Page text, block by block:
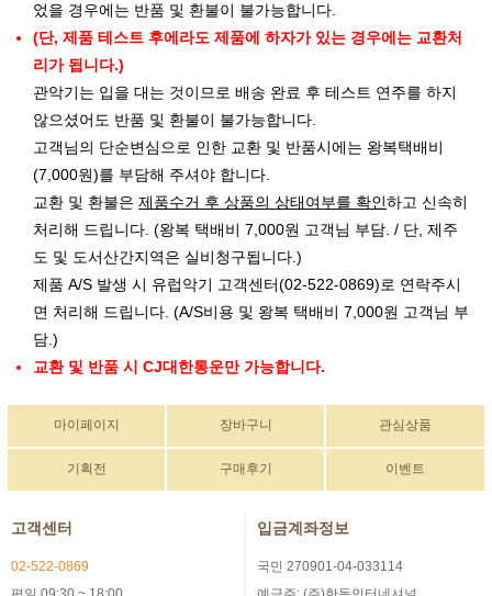
었을 경우에는 반품 및 환불이 불가능합니다.
(단, 제품 테스트 후에라도 제품에 하자가 있는 경우에는 교환처
리가 됩니다.)
관악기는 입을 대는 것이므로 배송 완료 후 테스트 연주를 하지
않으셨어도 반품 및 환불이 불가능합니다.
고객님의 단순변심으로 인한 교환 및 반품시에는 왕복택배비
(7,000원)를 부담해 주셔야 합니다.
교환 및 환불은 제품수거 후 상품의 상태여부를 확인하고 신속히
처리해 드립니다. (왕복 택배비 7,000원 고객님 부담. / 단, 제주
도 및 도서산간지역은 실비청구됩니다.)
제품 A/S 발생 시 유럽악기 고객센터(02-522-0869)로 연락주시
면 처리해 드립니다. (A/S비용 및 왕복 택배비 7,000원 고객님 부
담.)
교환 및 반품 시 CJ대한통운만 가능합니다.
마이페이지 장바구니 관심상품
기획전 구매후기 이벤트
고객센터
02-522-0869
입금계좌정보
국민 270901-04-033114